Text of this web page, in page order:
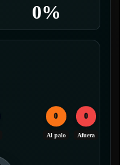
0%
0
Al palo
0
Afuera